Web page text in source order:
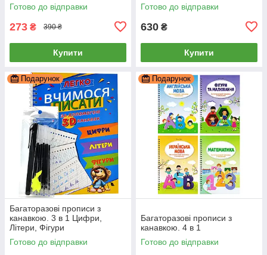
Готово до відправки
273 ₴ 390 ₴
Купити
Готово до відправки
630 ₴
Купити
Подарунок
Багаторазові прописи з
канавкою. 3 в 1 Цифри,
Літери, Фігури
Готово до відправки
Подарунок
Багаторазові прописи з
канавкою. 4 в 1
Готово до відправки